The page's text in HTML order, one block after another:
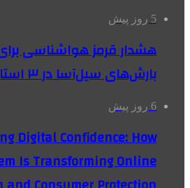
5 روز پیش
بارش‌های سیل‌آسا در ۳ استان
6 روز پیش
Digital Confidence: How
Is Transforming Online